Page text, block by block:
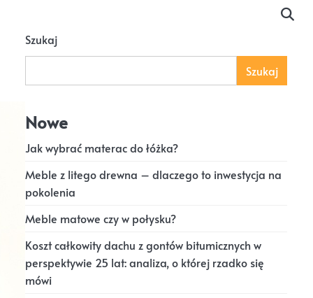
Szukaj
Szukaj
Nowe
Jak wybrać materac do łóżka?
Meble z litego drewna – dlaczego to inwestycja na
pokolenia
Meble matowe czy w połysku?
Koszt całkowity dachu z gontów bitumicznych w
perspektywie 25 lat: analiza, o której rzadko się
mówi